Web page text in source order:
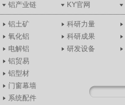
铝产业链
铝土矿
氧化铝
电解铝
铝贸易
铝型材
门窗幕墙
系统配件
KY官网
科研力量
科研成果
研发设备